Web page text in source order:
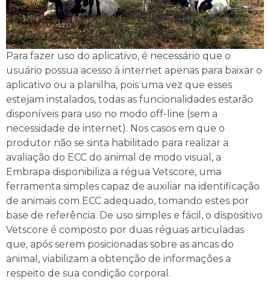
Para fazer uso do aplicativo, é necessário que o
usuário possua acesso à internet apenas para baixar o
aplicativo ou a planilha, pois uma vez que esses
estejam instalados, todas as funcionalidades estarão
disponíveis para uso no modo off-line (sem a
necessidade de internet). Nos casos em que o
produtor não se sinta habilitado para realizar a
avaliação do ECC do animal de modo visual, a
Embrapa disponibiliza a régua Vetscore, uma
ferramenta simples capaz de auxiliar na identificação
de animais com ECC adequado, tomando estes por
base de referência. De uso simples e fácil, o dispositivo
Vetscore é composto por duas réguas articuladas
que, após serem posicionadas sobre as ancas do
animal, viabilizam a obtenção de informações a
respeito de sua condição corporal.